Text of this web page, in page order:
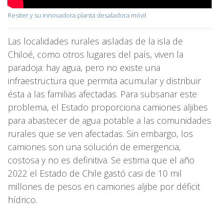
Resiter y su innovadora planta desaladora móvil
Las localidades rurales aisladas de la isla de
Chiloé, como otros lugares del país, viven la
paradoja: hay agua, pero no existe una
infraestructura que permita acumular y distribuir
ésta a las familias afectadas. Para subsanar este
problema, el Estado proporciona camiones aljibes
para abastecer de agua potable a las comunidades
rurales que se ven afectadas. Sin embargo, los
camiones son una solución de emergencia,
costosa y no es definitiva. Se estima que el año
2022 el Estado de Chile gastó casi de 10 mil
millones de pesos en camiones aljibe por déficit
hídrico.